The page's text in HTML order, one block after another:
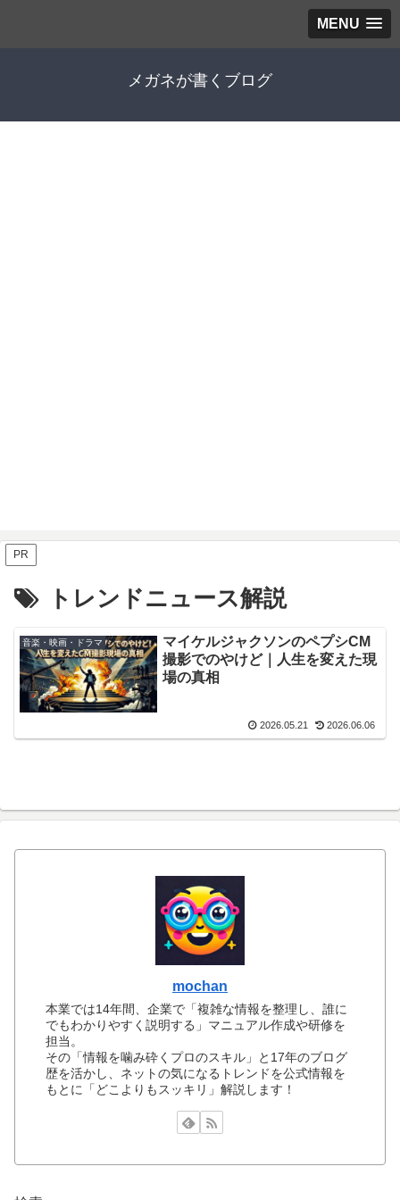
MENU
メガネが書くブログ
PR
トレンドニュース解説
音楽・映画・ドラマ
マイケルジャクソンのペプシCM
撮影でのやけど｜人生を変えた現
場の真相
2026.05.21 2026.06.06
mochan
本業では14年間、企業で「複雑な情報を整理し、誰に
でもわかりやすく説明する」マニュアル作成や研修を
担当。
その「情報を噛み砕くプロのスキル」と17年のブログ
歴を活かし、ネットの気になるトレンドを公式情報を
もとに「どこよりもスッキリ」解説します！